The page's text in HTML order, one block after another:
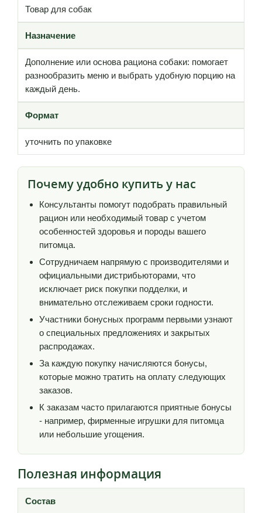
Товар для собак
Назначение
Дополнение или основа рациона собаки: помогает
разнообразить меню и выбрать удобную порцию на
каждый день.
Формат
уточнить по упаковке
Почему удобно купить у нас
Консультанты помогут подобрать правильный
рацион или необходимый товар с учетом
особенностей здоровья и породы вашего
питомца.
Сотрудничаем напрямую с производителями и
официальными дистрибьюторами, что
исключает риск покупки подделки, и
внимательно отслеживаем сроки годности.
Участники бонусных программ первыми узнают
о специальных предложениях и закрытых
распродажах.
За каждую покупку начисляются бонусы,
которые можно тратить на оплату следующих
заказов.
К заказам часто прилагаются приятные бонусы
- например, фирменные игрушки для питомца
или небольшие угощения.
Полезная информация
Состав